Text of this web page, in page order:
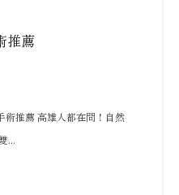
推薦
術推薦 高雄人都在問！自然
...